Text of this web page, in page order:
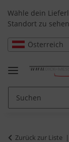
Wähle dein
Standort zu
Österreich
Zurück zur Liste